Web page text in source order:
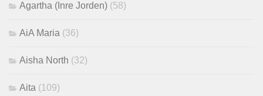
Agartha (Inre Jorden) (58)
AiA Maria (36)
Aisha North (32)
Aita (109)